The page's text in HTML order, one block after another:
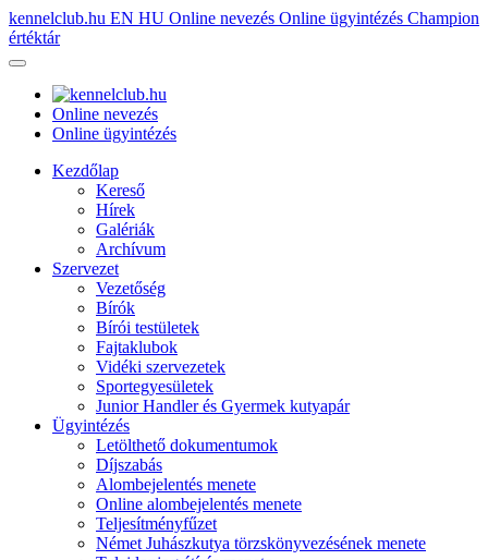
kennelclub.hu EN HU Online nevezés Online ügyintézés Champion
értéktár
Online nevezés
Online ügyintézés
Kezdőlap
Kereső
Hírek
Galériák
Archívum
Szervezet
Vezetőség
Bírók
Bírói testületek
Fajtaklubok
Vidéki szervezetek
Sportegyesületek
Junior Handler és Gyermek kutyapár
Ügyintézés
Letölthető dokumentumok
Díjszabás
Alombejelentés menete
Online alombejelentés menete
Teljesítményfűzet
Német Juhászkutya törzskönyvezésének menete